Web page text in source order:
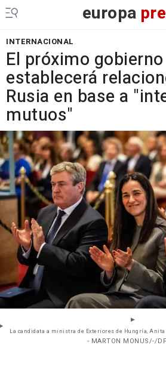
europa
INTERNACIONAL
El próximo
establecerá
Rusia en base a
mutuos"
La candidata a ministra de Exteriores de Hungría,
- MARTON MONUS/-/